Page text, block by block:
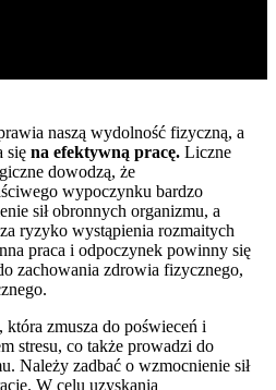
naszą wydolność fizyczną, a
się na efektywną pracę. Liczne
dowodzą, że
wypoczynku bardzo
sił obronnych organizmu, a
ryzyko wystąpienia rozmaitych
praca i odpoczynek powinny się
zachowania zdrowia fizycznego,
która zmusza do poświeceń i
stresu, co także prowadzi do
Należy zadbać o wzmocnienie sił
W celu uzyskania